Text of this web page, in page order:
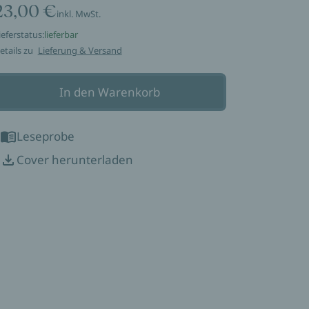
€inkl. MwSt.
lieferbar
zu Lieferung & Versand
In den Warenkorb
Leseprobe
Cover herunterladen